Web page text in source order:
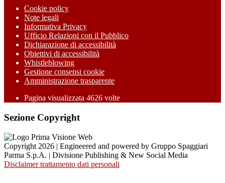
Cookie policy
Note legali
Informativa Privacy
Ufficio Relazioni con il Pubblico
Dichiarazione di accessibilità
Obiettivi di accessibilità
Whistleblowing
Gestione consensi cookie
Amministrazione trasparente
Pagina visualizzata 4626 volte
Sezione Copyright
Copyright 2026 | Engineered and powered by Gruppo Spaggiari
Parma S.p.A. | Divisione Publishing & New Social Media
Disclaimer trattamento dati personali